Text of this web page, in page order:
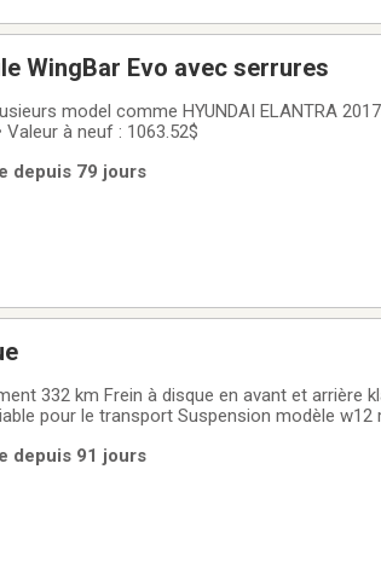
Thule WingBar Evo avec serrures
model comme HYUNDAI ELANTRA
propre • 5ans d’usure • Valeur à neuf : 1063.52$
depuis 79 jours
332 km Frein à disque en avant et arrière
pour le transport Suspension modèle w12
depuis 91 jours